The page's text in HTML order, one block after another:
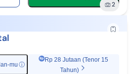
2
mu ⓘ
Rp 28 Jutaan (Tenor 15
Tahun)